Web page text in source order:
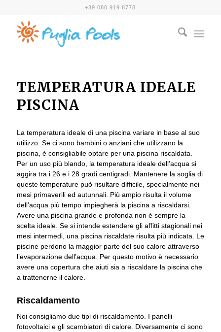
+39 080 919 8778
TEMPERATURA IDEALE
PISCINA
La temperatura ideale di una piscina variare in base al suo
utilizzo. Se ci sono bambini o anziani che utilizzano la
piscina, è consigliabile optare per una piscina riscaldata.
Per un uso più blando, la temperatura ideale dell’acqua si
aggira tra i 26 e i 28 gradi centigradi. Mantenere la soglia di
queste temperature può risultare difficile, specialmente nei
mesi primaverili ed autunnali. Più ampio risulta il volume
dell’acqua più tempo impiegherà la piscina a riscaldarsi.
Avere una piscina grande e profonda non è sempre la
scelta ideale. Se si intende estendere gli affitti stagionali nei
mesi intermedi, una piscina riscaldate risulta più indicata. Le
piscine perdono la maggior parte del suo calore attraverso
l’evaporazione dell’acqua. Per questo motivo è necessario
avere una copertura che aiuti sia a riscaldare la piscina che
a trattenerne il calore.
Riscaldamento
Noi consigliamo due tipi di riscaldamento. I panelli
fotovoltaici e gli scambiatori di calore. Diversamente ci sono